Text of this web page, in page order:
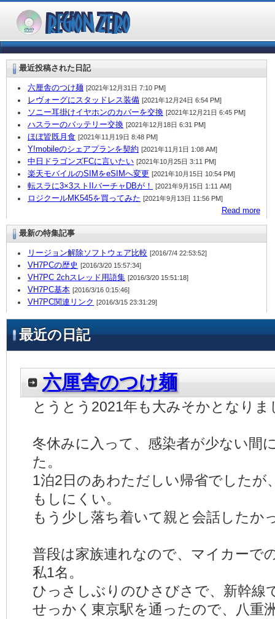
最近投稿された日記
六厘舎のつけ麺 [2021年12月31日 7:10 PM]
レヴォーグにスタッドレス装備 [2021年12月24日 6:54 PM]
ソニー耳掛けイヤホンのカバーを交換 [2021年12月21日 6:45 PM]
ハスラーのバッテリー交換 [2021年12月18日 6:31 PM]
ほぼ皆既月食 [2021年11月19日 8:48 PM]
Y!mobileのシェアプランを契約 [2021年11月1日 1:08 AM]
中日ドラゴンズFCに言いたい [2021年10月25日 3:11 PM]
楽天モバイルのSIMをeSIMへ変更 [2021年10月15日 10:54 PM]
転スラに3×3ストIIバーチャDBが！ [2021年9月15日 1:11 AM]
ロジクールMK545を買ってみた [2021年9月13日 11:56 PM]
Read more
最新の特集記事
リージョン解除ソフトウェア比較 [2016/7/4 22:53:52]
VH7PCの歴史 [2016/3/20 15:57:34]
VH7PC 2chスレッド用語集 [2016/3/20 15:51:18]
VH7PC基本 [2016/3/16 0:15:46]
VH7PC関連リンク [2016/3/15 23:31:29]
最近の日記
六厘舎のつけ麺
とうとう2021年も大みそかとなりま
冬休みに入って、感染者が少ない間
た。
1泊2日のあわただしい帰省でしたが
もしにくい。
もう少し落ち着いて親と会話したか
普段は家族連れなので、マイカーで
私1名。
ひっさしぶりのひさびさで、新幹線
せっかく東京駅を通ったので、八重